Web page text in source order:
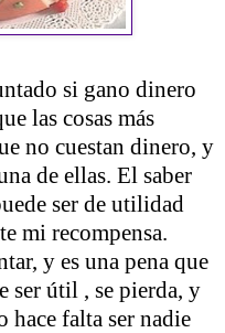
si gano dinero
las cosas más
no cuestan dinero, y
de ellas. El saber
ser de utilidad
mi recompensa.
y es una pena que
ser útil , se pierda, y
hace falta ser nadie